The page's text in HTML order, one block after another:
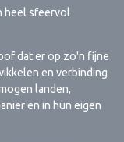
heel sfeervol
dat er op zo'n fijne
en verbinding
landen,
en in hun eigen